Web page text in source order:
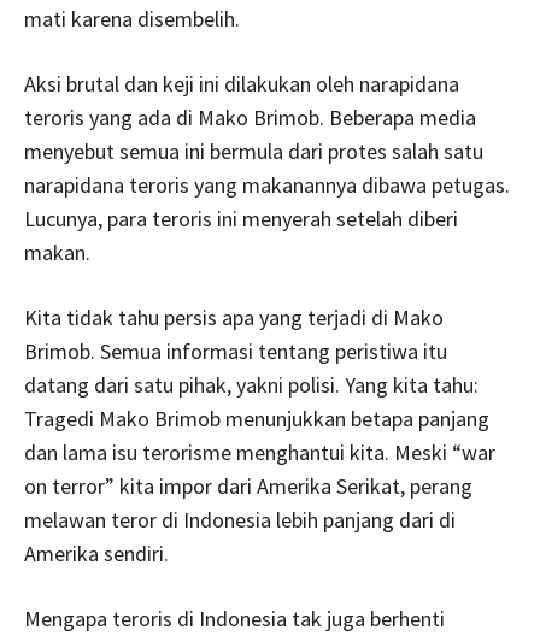
mati karena disembelih.
Aksi brutal dan keji ini dilakukan oleh narapidana
teroris yang ada di Mako Brimob. Beberapa media
menyebut semua ini bermula dari protes salah satu
narapidana teroris yang makanannya dibawa petugas.
Lucunya, para teroris ini menyerah setelah diberi
makan.
Kita tidak tahu persis apa yang terjadi di Mako
Brimob. Semua informasi tentang peristiwa itu
datang dari satu pihak, yakni polisi. Yang kita tahu:
Tragedi Mako Brimob menunjukkan betapa panjang
dan lama isu terorisme menghantui kita. Meski “war
on terror” kita impor dari Amerika Serikat, perang
melawan teror di Indonesia lebih panjang dari di
Amerika sendiri.
Mengapa teroris di Indonesia tak juga berhenti